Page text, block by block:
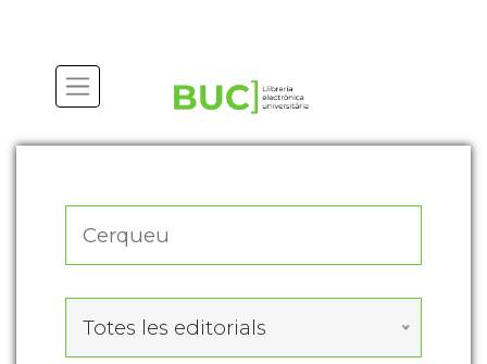
Totes les editorials